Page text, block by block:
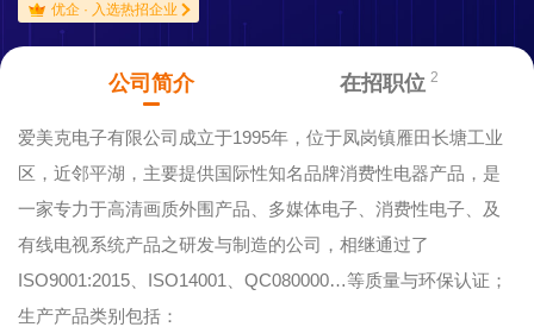
优企 · 入选热招企业
公司简介 在招职位 2
爱美克电子有限公司成立于1995年，位于凤岗镇雁田长塘工业
区，近邻平湖，主要提供国际性知名品牌消费性电器产品，是
一家专力于高清画质外围产品、多媒体电子、消费性电子、及
有线电视系统产品之研发与制造的公司，相继通过了
ISO9001:2015、ISO14001、QC080000…等质量与环保认证；
生产产品类别包括：